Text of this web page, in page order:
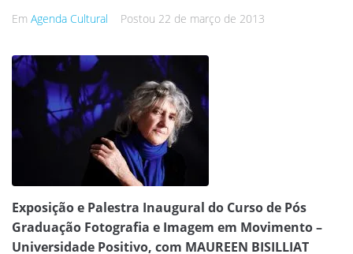
Em Agenda Cultural Postou 22 de março de 2013
Exposição e Palestra Inaugural do Curso de Pós
Graduação Fotografia e Imagem em Movimento –
Universidade Positivo, com MAUREEN BISILLIAT